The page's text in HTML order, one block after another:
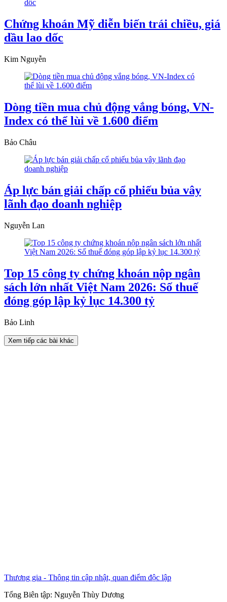
Chứng khoán Mỹ diễn biến trái chiều, giá
dầu lao dốc
Kim Nguyễn
Dòng tiền mua chủ động vắng bóng, VN-
Index có thể lùi về 1.600 điểm
Bảo Châu
Áp lực bán giải chấp cổ phiếu bủa vây
lãnh đạo doanh nghiệp
Nguyễn Lan
Top 15 công ty chứng khoán nộp ngân
sách lớn nhất Việt Nam 2026: Số thuế
đóng góp lập kỷ lục 14.300 tỷ
Bảo Linh
Xem tiếp các bài khác
Thương gia - Thông tin cập nhật, quan điểm độc lập
Tổng Biên tập: Nguyễn Thùy Dương